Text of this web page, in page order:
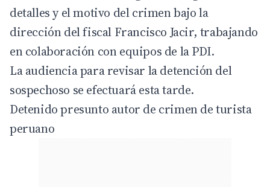
detalles y el motivo del crimen bajo la
dirección del fiscal Francisco Jacir, trabajando
en colaboración con equipos de la PDI.
La audiencia para revisar la detención del
sospechoso se efectuará esta tarde.
Detenido presunto autor de crimen de turista
peruano